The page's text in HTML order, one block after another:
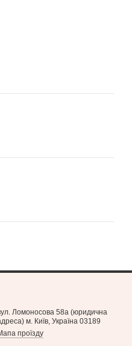
Ломоносова 58а (юридична
м. Київ, Україна 03189
проїзду